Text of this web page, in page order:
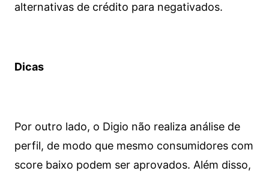
alternativas de crédito para negativados.
Dicas
Por outro lado, o Digio não realiza análise de
perfil, de modo que mesmo consumidores com
score baixo podem ser aprovados. Além disso,